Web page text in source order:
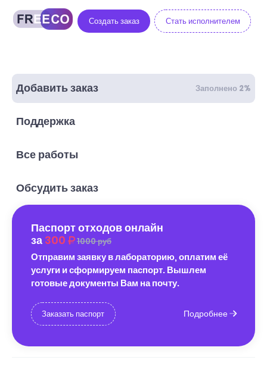
Создать заказ Стать исполнителем
Добавить заказ Заполнено 2%
Поддержка
Все работы
Обсудить заказ
Паспорт отходов онлайн
за 300 1000 руб
Отправим заявку в лабораторию, оплатим её
услуги и сформируем паспорт. Вышлем
готовые документы Вам на почту.
Заказать паспорт Подробнее